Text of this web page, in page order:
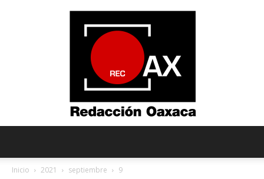
Inicio 2021 septiembre 9